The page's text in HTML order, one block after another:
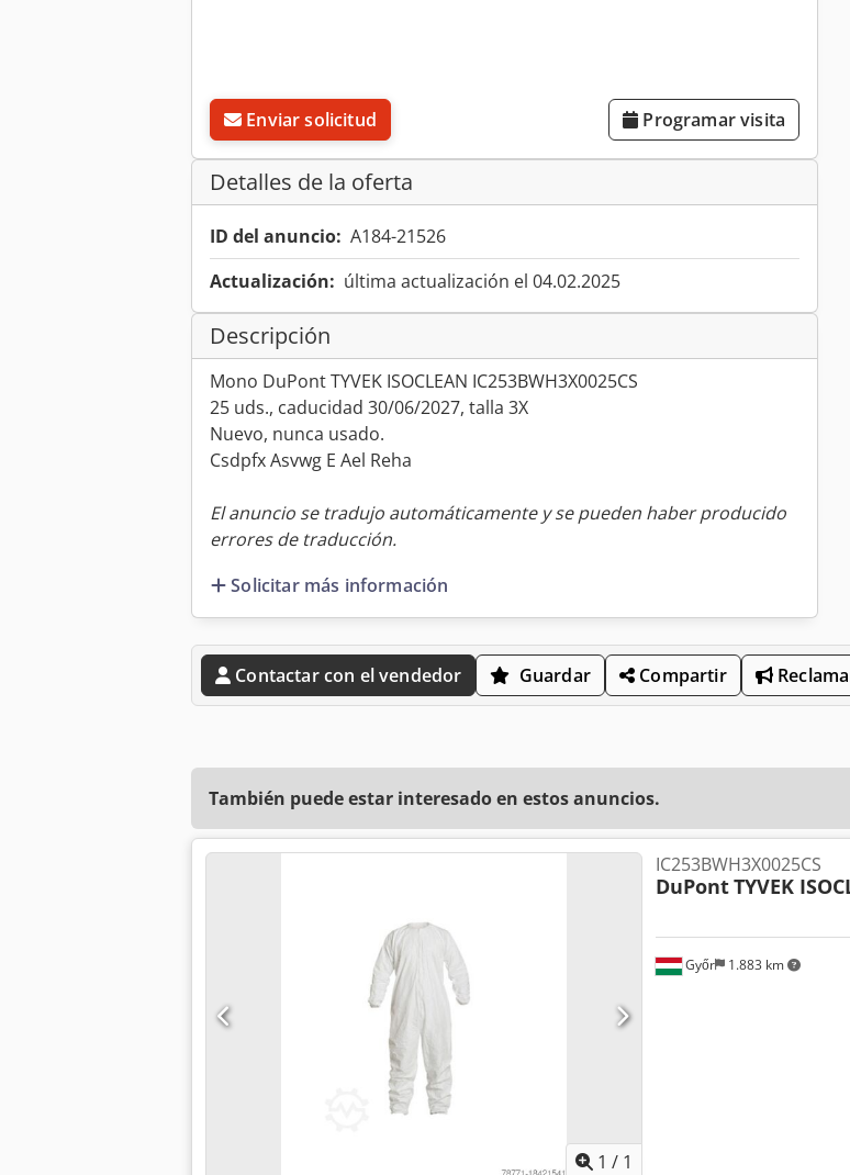
Enviar solicitud Programar visita
Detalles de la oferta
ID del anuncio: A184-21526
Actualización: última actualización el 04.02.2025
Descripción
Mono DuPont TYVEK ISOCLEAN IC253BWH3X0025CS
25 uds., caducidad 30/06/2027, talla 3X
Nuevo, nunca usado.
Csdpfx Asvwg E Ael Reha
El anuncio se tradujo automáticamente y se pueden haber producido
errores de traducción.
Solicitar más información
Contactar con el vendedor Guardar Compartir
También puede estar interesado en estos anuncios.
1 / 1
Győr 1.883 km
IC253BWH3X0025CS
DuPontTYVEK